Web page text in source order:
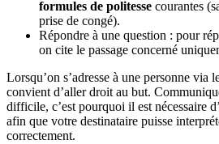
formules de politesse courantes
prise de congé).
Répondre à une question : pour
on cite le passage concerné
Lorsqu’on s’adresse à une personne via
convient d’aller droit au but.
difficile, c’est pourquoi il est nécessaire
afin que votre destinataire puisse
correctement.